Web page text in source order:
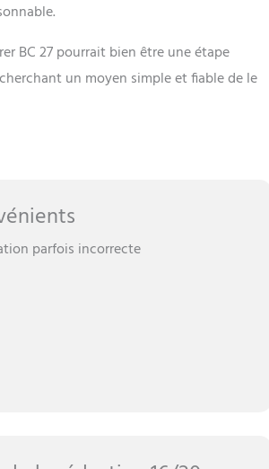
BC 27 pourrait bien être une étape
un moyen simple et fiable de le
parfois incorrecte